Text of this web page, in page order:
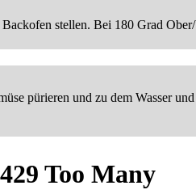
stellen. Bei 180 Grad
pürieren und zu dem Wasser